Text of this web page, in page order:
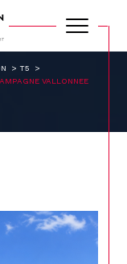
T5
VALLONNEE